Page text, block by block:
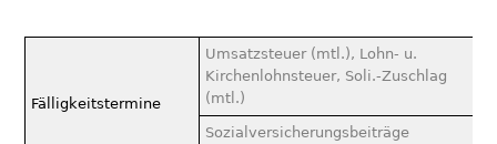
Fälligkeitstermine
Umsatzsteuer (mtl.), Lohn- u.
Kirchenlohnsteuer, Soli.-Zuschlag
(mtl.)
Sozialversicherungsbeiträge